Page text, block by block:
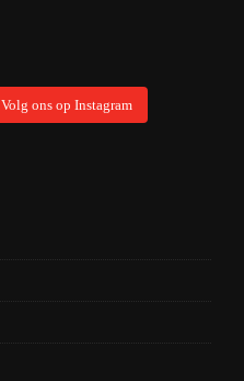
Volg ons op Instagram